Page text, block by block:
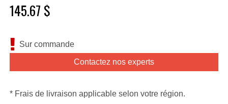
145.67 $
Sur commande
Contactez nos experts
* Frais de livraison applicable selon votre région.